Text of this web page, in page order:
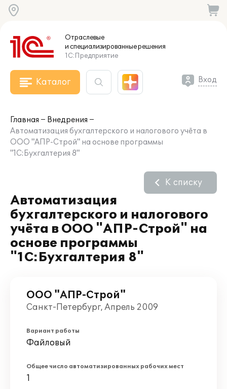
Отраслевые
и специализированныерешения
1С:Предприятие
Каталог Вход
Главная
Внедрения
Автоматизация бухгалтерского и налогового учёта в
ООО "АПР-Строй" на основе программы
"1С:Бухгалтерия 8"
Автоматизация
бухгалтерского и налогового
учёта в ООО "АПР-Строй" на
основе программы
"1С:Бухгалтерия 8"
К списку
ООО "АПР-Строй"
Санкт-Петербург, Апрель 2009
Вариант работы
Файловый
Общее число автоматизированных рабочих мест
1